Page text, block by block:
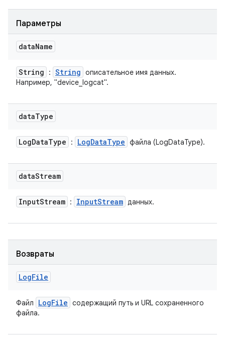
Параметры
dataName
String : String описательное имя данных.
Например, "device_logcat".
dataType
LogDataType : LogDataType файла (LogDataType).
dataStream
InputStream : InputStream данных.
Возвраты
LogFile
Файл LogFile содержащий путь и URL сохраненного
файла.